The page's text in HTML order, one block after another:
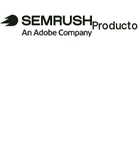
Producto